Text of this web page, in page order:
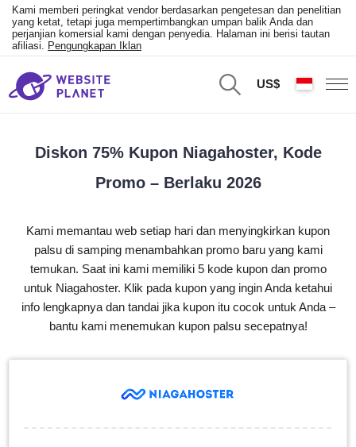
Kami memberi peringkat vendor berdasarkan pengetesan dan penelitian
yang ketat, tetapi juga mempertimbangkan umpan balik Anda dan
perjanjian komersial kami dengan penyedia. Halaman ini berisi tautan
afiliasi. Pengungkapan Iklan
US$
Diskon 75% Kupon Niagahoster, Kode
Promo – Berlaku 2026
Kami memantau web setiap hari dan menyingkirkan kupon
palsu di samping menambahkan promo baru yang kami
temukan. Saat ini kami memiliki 5 kode kupon dan promo
untuk Niagahoster. Klik pada kupon yang ingin Anda ketahui
info lengkapnya dan tandai jika kupon itu cocok untuk Anda –
bantu kami menemukan kupon palsu secepatnya!